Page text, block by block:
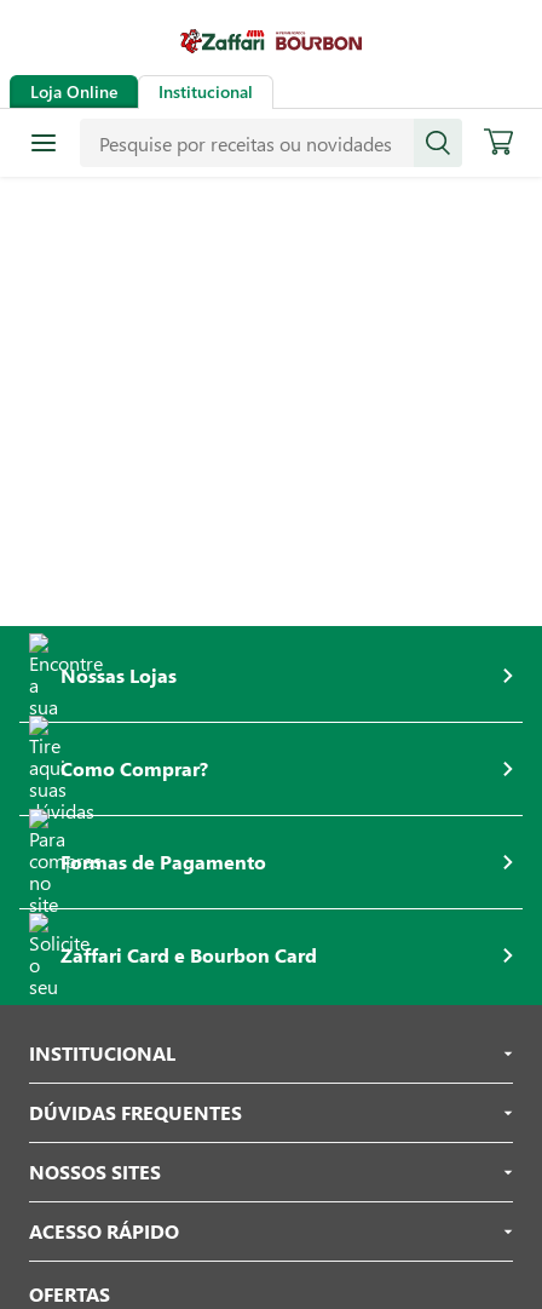
Loja Online Institucional
Nossas Lojas
Como Comprar?
Formas de Pagamento
Zaffari Card e Bourbon Card
INSTITUCIONAL
DÚVIDAS FREQUENTES
NOSSOS SITES
ACESSO RÁPIDO
OFERTAS